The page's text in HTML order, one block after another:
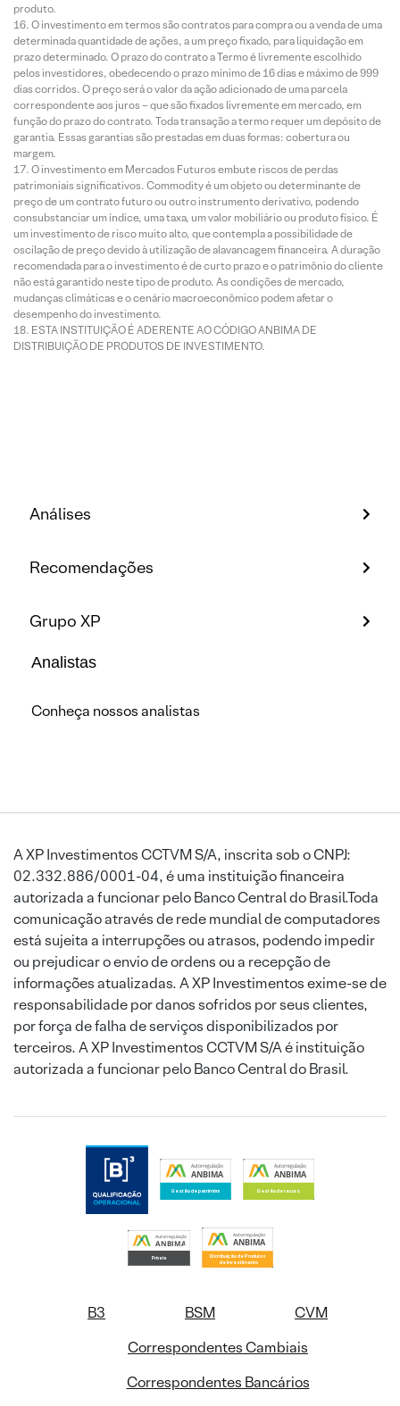
produto.
O investimento em termos são contratos para compra ou a venda de uma
determinada quantidade de ações, a um preço fixado, para liquidação em
prazo determinado. O prazo do contrato a Termo é livremente escolhido
pelos investidores, obedecendo o prazo mínimo de 16 dias e máximo de 999
dias corridos. O preço será o valor da ação adicionado de uma parcela
correspondente aos juros – que são fixados livremente em mercado, em
função do prazo do contrato. Toda transação a termo requer um depósito de
garantia. Essas garantias são prestadas em duas formas: cobertura ou
margem.
O investimento em Mercados Futuros embute riscos de perdas
patrimoniais significativos. Commodity é um objeto ou determinante de
preço de um contrato futuro ou outro instrumento derivativo, podendo
consubstanciar um índice, uma taxa, um valor mobiliário ou produto físico. É
um investimento de risco muito alto, que contempla a possibilidade de
oscilação de preço devido à utilização de alavancagem financeira. A duração
recomendada para o investimento é de curto prazo e o patrimônio do cliente
não está garantido neste tipo de produto. As condições de mercado,
mudanças climáticas e o cenário macroeconômico podem afetar o
desempenho do investimento.
ESTA INSTITUIÇÃO É ADERENTE AO CÓDIGO ANBIMA DE
DISTRIBUIÇÃO DE PRODUTOS DE INVESTIMENTO.
Análises
Recomendações
Grupo XP
Analistas
Conheça nossos analistas
A XP Investimentos CCTVM S/A, inscrita sob o CNPJ:
02.332.886/0001-04, é uma instituição financeira
autorizada a funcionar pelo Banco Central do Brasil.Toda
comunicação através de rede mundial de computadores
está sujeita a interrupções ou atrasos, podendo impedir
ou prejudicar o envio de ordens ou a recepção de
informações atualizadas. A XP Investimentos exime-se de
responsabilidade por danos sofridos por seus clientes,
por força de falha de serviços disponibilizados por
terceiros. A XP Investimentos CCTVM S/A é instituição
autorizada a funcionar pelo Banco Central do Brasil.
B3 BSM
CVM
Correspondentes Cambiais
Correspondentes Bancários